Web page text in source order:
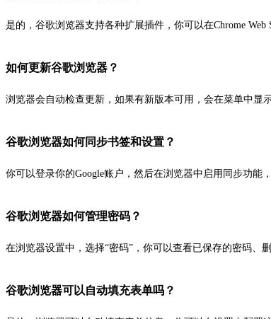
是的，谷歌浏览器支持各种扩展插件，你可以在Chrome Web
如何更新谷歌浏览器？
浏览器会自动检查更新，如果有新版本可用，会在菜单中显
谷歌浏览器如何同步书签和设置？
你可以登录你的Google账户，然后在浏览器中启用同步功能
谷歌浏览器如何管理密码？
在浏览器设置中，选择“密码”，你可以查看已保存的密码、
谷歌浏览器可以自动填充表单吗？